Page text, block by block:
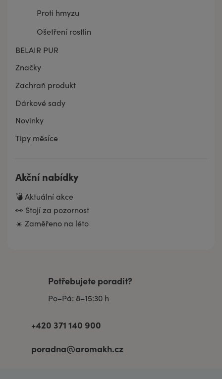
Proti hmyzu
Ošetření rostlin
BELAIR PUR
Značky
Zachraň produkt
Dárkové sady
Novinky
Tipy měsíce
Akční nabídky
💣 Aktuální akce
👀 Stojí za pozornost
☀️ Zaměřeno na léto
Potřebujete poradit?
Po–Pá: 8–15:30 h
+420 371 140 900
poradna@aromakh.cz